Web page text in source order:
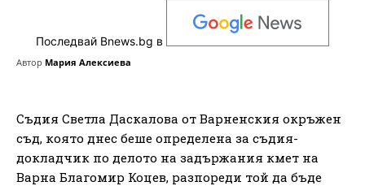
Последвай Bnews.bg в
Автор Мария Алексиева
Съдия Светла Даскалова от Варненския окръжен
съд, която днес беше определена за съдия-
докладчик по делото на задържания кмет на
Варна Благомир Коцев, разпореди той да бъде